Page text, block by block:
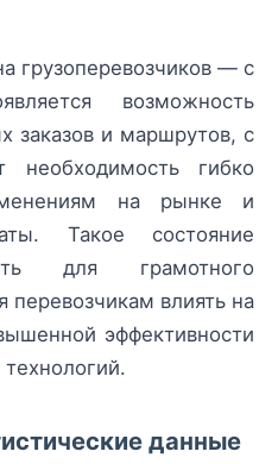
грузоперевозчиков — с
возможность
заказов и маршрутов, с
необходимость гибко
на рынке и
Такое состояние
для грамотного
перевозчикам влиять на
эффективности
данные